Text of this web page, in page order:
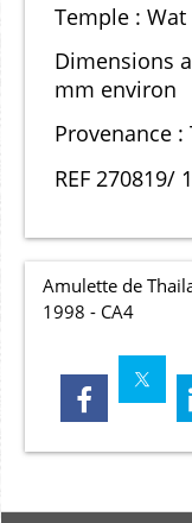
Temple : Wat
Dimensions
mm environ
Provenance
REF 270819/
Amulette de
1998 - CA4